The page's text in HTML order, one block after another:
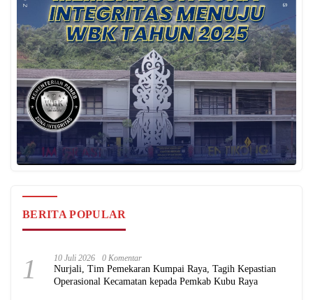
BERITA POPULAR
1 10 Juli 2026 0 Komentar
Nurjali, Tim Pemekaran Kumpai Raya, Tagih Kepastian
Operasional Kecamatan kepada Pemkab Kubu Raya